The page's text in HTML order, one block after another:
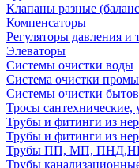
Клапаны разные
Компенсаторы
Регуляторы давления и
Элеваторы
Системы очистки воды
Система очистки
Системы очистки
Тросы сантехнические,
Трубы и фитинги из
Трубы и фитинги из
Трубы ПП, МП,
Трубы